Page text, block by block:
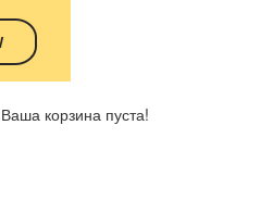
Ваша корзина пуста!